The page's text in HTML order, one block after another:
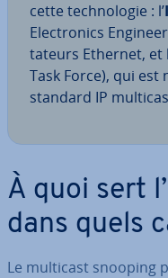
cette tech­no­lo­gie : l’
Elec­tro­nics
ta­teurs Ethernet, et
Task Force), qui
standard IP
À quoi sert
dans quels
Le multicast snooping